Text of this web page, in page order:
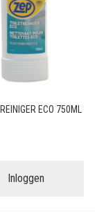
ECO 750ML
Inloggen